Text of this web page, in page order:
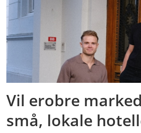
Vil erobre
små, lokale